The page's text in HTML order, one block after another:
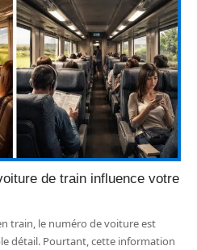
de train influence votre
train, le numéro de voiture est
détail. Pourtant, cette information